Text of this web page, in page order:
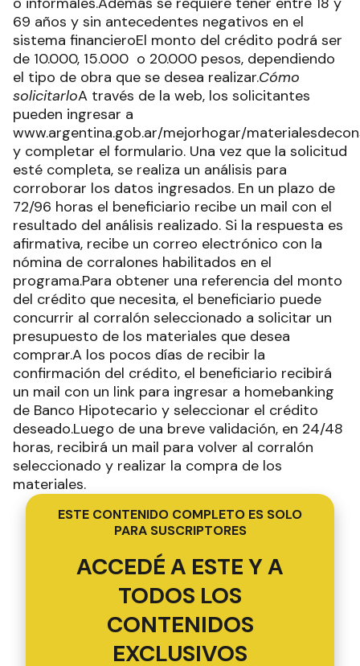
69 años y sin antecedentes negativos en el
sistema financieroEl monto del crédito podrá ser
de 10.000, 15.000 o 20.000 pesos, dependiendo
el tipo de obra que se desea realizar.Cómo
solicitarloA través de la web, los solicitantes
pueden ingresar a
www.argentina.gob.ar/mejorhogar/
y completar el formulario. Una vez que la solicitud
esté completa, se realiza un análisis para
corroborar los datos ingresados. En un plazo de
72/96 horas el beneficiario recibe un mail con el
resultado del análisis realizado. Si la respuesta es
afirmativa, recibe un correo electrónico con la
nómina de corralones habilitados en el
programa.Para obtener una referencia del monto
del crédito que necesita, el beneficiario puede
concurrir al corralón seleccionado a solicitar un
presupuesto de los materiales que desea
comprar.A los pocos días de recibir la
confirmación del crédito, el beneficiario recibirá
un mail con un link para ingresar a homebanking
de Banco Hipotecario y seleccionar el crédito
deseado.Luego de una breve validación, en 24/48
horas, recibirá un mail para volver al corralón
seleccionado y realizar la compra de los
materiales.
ESTE CONTENIDO COMPLETO ES SOLO
PARA SUSCRIPTORES
ACCEDÉ A ESTE Y A
TODOS LOS
CONTENIDOS
EXCLUSIVOS